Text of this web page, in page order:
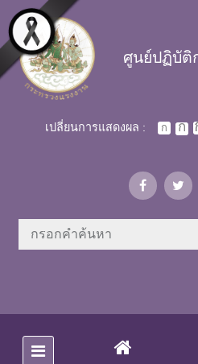
Skip to main content
ศูนย์ปฏิบัติ
เปลี่ยนการแสดงผล :
(CURRENT)